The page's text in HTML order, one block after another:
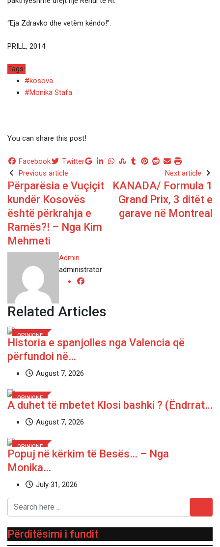
“Eja Zdravko dhe vetëm këndo!”.
PRILL, 2014
Tags:
#kosova
#Monika Stafa
You can share this post!
Facebook Twitter Google+
LinkedIn
Whatsapp
StumbleUpon
TumblrPinterest
RedditShare
via
Email
Previous article
Përparësia e Vuçiçit
kundër Kosovës
është përkrahja e
Ramës?! – Nga Kim
Mehmeti
Next article
KANADA/ Formula 1
Grand Prix, 3 ditët e
garave në Montreal
Admin
administrator
Related Articles
OPINIONE
Historia e spanjolles nga Valencia që
përfundoi në…
August 7, 2026
OPINIONE
A duhet të mbetet Klosi bashki ? (Ëndrrat…
August 7, 2026
OPINIONE
Popuj në kërkim të Besës… – Nga
Monika…
July 31, 2026
Përditësimi i fundit